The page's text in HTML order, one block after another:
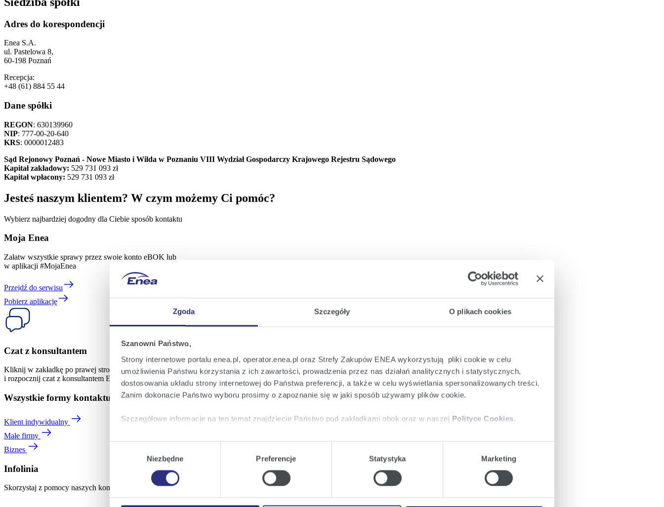
Zgoda Szczegóły O plikach cookies
Szanowni Państwo,
Strony internetowe portalu enea.pl, operator.enea.pl oraz Strefy Zakupów ENEA wykorzystują pliki cookie w celu
umożliwienia Państwu korzystania z ich zawartości, prowadzenia przez nas działań analitycznych i statystycznych,
dostosowania układu strony internetowej do Państwa preferencji, a także w celu wyświetlania spersonalizowanych treści.
Zanim dokonacie Państwo wyboru prosimy o zapoznanie się w jaki sposób używamy plików cookie.
Szczegółowe informacje na ten temat znajdziecie Państwo pod zakładkami obok oraz w naszej Polityce Cookies.
KlikającAkceptuję wszystkiewyrażają Państwo zgodę na umieszczenie wszystkich rodzajów plików cookie z
których korzystamy, na Państwa urządzeniu.
Zmień ustawienia
, możecie Państwo wybrać jakie rodzaje plików cookie będziemy umieszczać w Państwa
urządzeniu.
Niezbędne Preferencje Statystyka Marketing
Adres do korespondencji
Enea S.A.
ul. Pastelowa 8,
60-198 Poznań
Recepcja:
+48 (61) 884 55 44
Dane spółki
REGON: 630139960
NIP: 777-00-20-640
KRS: 0000012483
Sąd Rejonowy Poznań - Nowe Miasto i Wilda w Poznaniu VIII Wydział Gospodarczy Krajowego Rejestru Sądowego
Kapitał zakładowy: 529 731 093 zł
Kapitał wpłacony: 529 731 093 zł
Jesteś naszym klientem? W czym możemy Ci pomóc?
Wybierz najbardziej dogodny dla Ciebie sposób kontaktu
Moja Enea
Załatw wszystkie sprawy przez swoje konto eBOK lub
w aplikacji #MojaEnea
Przejdź do serwisu
Pobierz aplikację
Czat z konsultantem
Kliknij w zakładkę po prawej stronie
i rozpocznij czat z konsultantem Enei
Wszystkie formy kontaktu
Klient indywidualny
Małe firmy
Biznes
Infolinia
Skorzystaj z pomocy naszych konsultantów.